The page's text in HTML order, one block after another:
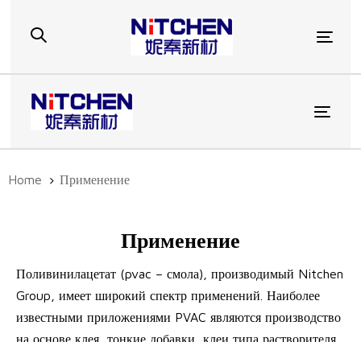
navigation
Home Применение
Применение
Поливинилацетат (pvac – смола), производимый Nitchen
Group, имеет широкий спектр применений. Наиболее
известными приложениями PVAC являются производство
на основе клея, тонкие добавки, клеи типа растворителя,